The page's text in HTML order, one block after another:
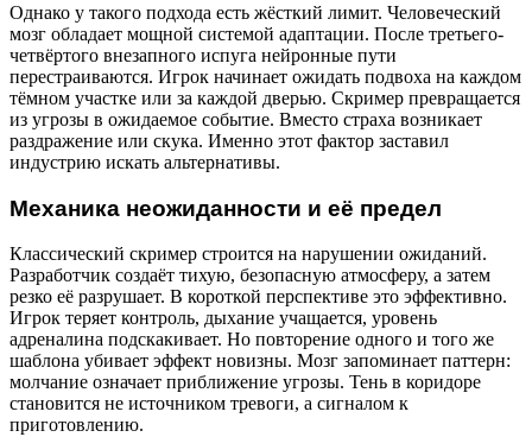
Однако у такого подхода есть жёсткий лимит. Человеческий
мозг обладает мощной системой адаптации. После третьего-
четвёртого внезапного испуга нейронные пути
перестраиваются. Игрок начинает ожидать подвоха на каждом
тёмном участке или за каждой дверью. Скример превращается
из угрозы в ожидаемое событие. Вместо страха возникает
раздражение или скука. Именно этот фактор заставил
индустрию искать альтернативы.
Механика неожиданности и её предел
Классический скример строится на нарушении ожиданий.
Разработчик создаёт тихую, безопасную атмосферу, а затем
резко её разрушает. В короткой перспективе это эффективно.
Игрок теряет контроль, дыхание учащается, уровень
адреналина подскакивает. Но повторение одного и того же
шаблона убивает эффект новизны. Мозг запоминает паттерн:
молчание означает приближение угрозы. Тень в коридоре
становится не источником тревоги, а сигналом к
приготовлению.